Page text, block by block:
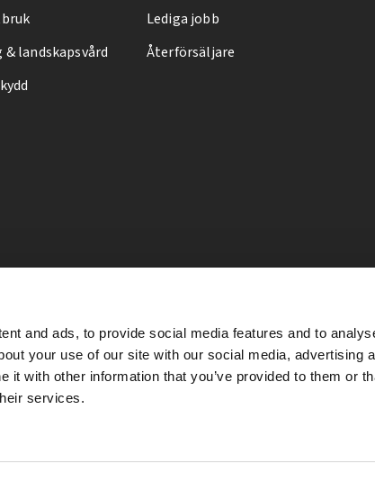
and ads, to provide social media features and to
your use of our site with our social media, advertising
it with other information that you’ve provided to them or
services.
& landskapsvård
Lediga jobb
Återförsäljare